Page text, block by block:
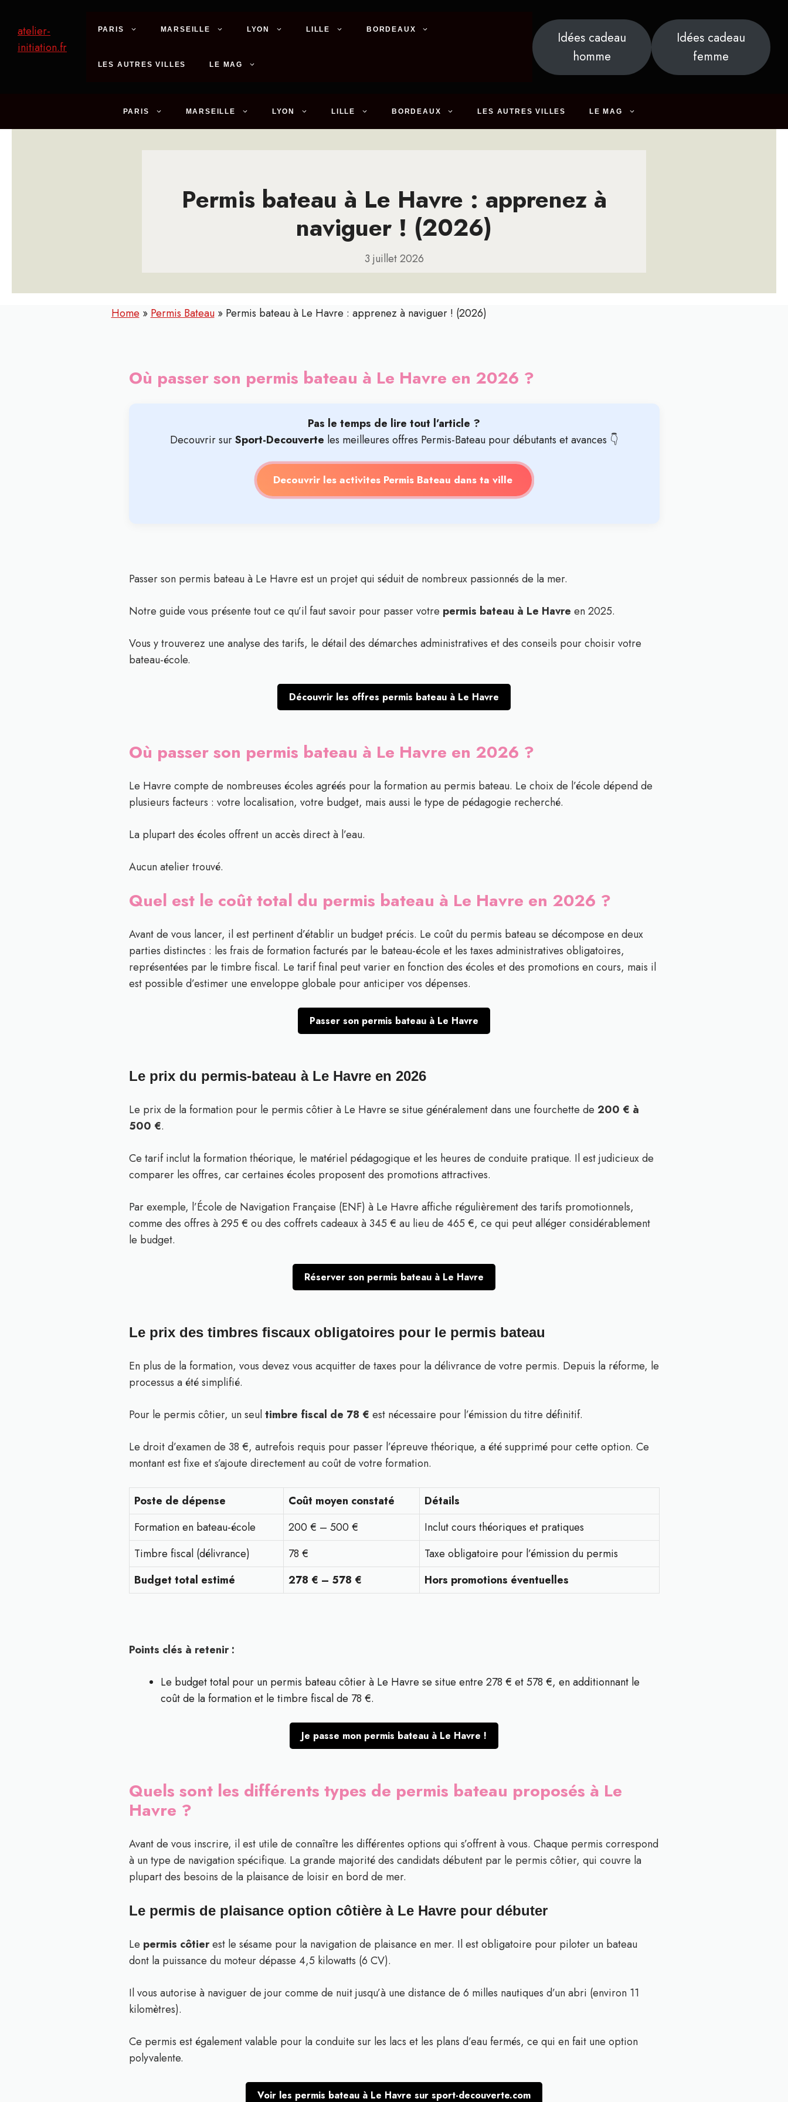
contenu
atelier-
initiation.fr
PARIS MARSEILLE LYON LILLE BORDEAUX
LES AUTRES VILLES LE MAG
Idées cadeau
homme
Idées cadeau
femme
PARIS MARSEILLE LYON LILLE BORDEAUX LES AUTRES VILLES LE MAG
Permis bateau à Le Havre : apprenez à
naviguer ! (2026)
3 juillet 2026
Home » Permis Bateau» Permis bateau à Le Havre : apprenez à naviguer ! (2026)
Où passer son permis bateau à Le Havre en 2026 ?
Pas le temps de lire tout l’article ?
Decouvrir surSport-Decouverte les meilleures offres Permis-Bateau pour débutants et avances 👇
Decouvrir les activites Permis Bateau dans ta ville
Passer son permis bateau à Le Havre est un projet qui séduit de nombreux passionnés de la mer.
Notre guide vous présente tout ce qu’il faut savoir pour passer votre permis bateau à Le Havre en 2025.
Vous y trouverez une analyse des tarifs, le détail des démarches administratives et des conseils pour choisir votre
bateau-école.
Découvrir les offres permis bateau à Le Havre
Où passer son permis bateau à Le Havre en 2026 ?
Le Havre compte de nombreuses écoles agréés pour la formation au permis bateau. Le choix de l’école dépend de
plusieurs facteurs : votre localisation, votre budget, mais aussi le type de pédagogie recherché.
La plupart des écoles offrent un accès direct à l’eau.
Aucun atelier trouvé.
Quel est le coût total du permis bateau à Le Havre en 2026 ?
Avant de vous lancer, il est pertinent d’établir un budget précis. Le coût du permis bateau se décompose en deux
parties distinctes : les frais de formation facturés par le bateau-école et les taxes administratives obligatoires,
représentées par le timbre fiscal. Le tarif final peut varier en fonction des écoles et des promotions en cours, mais il
est possible d’estimer une enveloppe globale pour anticiper vos dépenses.
Passer son permis bateau à Le Havre
Le prix du permis-bateau à Le Havre en 2026
Le prix de la formation pour le permis côtier à Le Havre se situe généralement dans une fourchette de 200 € à
500 €.
Ce tarif inclut la formation théorique, le matériel pédagogique et les heures de conduite pratique. Il est judicieux de
comparer les offres, car certaines écoles proposent des promotions attractives.
Par exemple, l’École de Navigation Française (ENF) à Le Havre affiche régulièrement des tarifs promotionnels,
comme des offres à 295 € ou des coffrets cadeaux à 345 € au lieu de 465 €, ce qui peut alléger considérablement
le budget.
Réserver son permis bateau à Le Havre
Le prix des timbres fiscaux obligatoires pour le permis bateau
En plus de la formation, vous devez vous acquitter de taxes pour la délivrance de votre permis. Depuis la réforme, le
processus a été simplifié.
Pour le permis côtier, un seultimbre fiscal de 78 € est nécessaire pour l’émission du titre définitif.
Le droit d’examen de 38 €, autrefois requis pour passer l’épreuve théorique, a été supprimé pour cette option. Ce
montant est fixe et s’ajoute directement au coût de votre formation.
Poste de dépense Coût moyen constaté
Détails
Formation en bateau-école
200 € – 500 €
Inclut cours théoriques et pratiques
Timbre fiscal (délivrance)
78 €
Taxe obligatoire pour l’émission du permis
Budget total estimé
278 € – 578 € Hors promotions éventuelles
Points clés à retenir :
Le budget total pour un permis bateau côtier à Le Havre se situe entre 278 € et 578 €, en additionnant le
coût de la formation et le timbre fiscal de 78 €.
Je passe mon permis bateau à Le Havre !
Quels sont les différents types de permis bateau proposés à Le
Havre ?
Avant de vous inscrire, il est utile de connaître les différentes options qui s’offrent à vous. Chaque permis correspond
à un type de navigation spécifique. La grande majorité des candidats débutent par le permis côtier, qui couvre la
plupart des besoins de la plaisance de loisir en bord de mer.
Le permis de plaisance option côtière à Le Havre pour débuter
Le permis côtierest le sésame pour la navigation de plaisance en mer. Il est obligatoire pour piloter un bateau
dont la puissance du moteur dépasse 4,5 kilowatts (6 CV).
Il vous autorise à naviguer de jour comme de nuit jusqu’à une distance de 6 milles nautiques d’un abri (environ 11
kilomètres).
Ce permis est également valable pour la conduite sur les lacs et les plans d’eau fermés, ce qui en fait une option
polyvalente.
Voir les permis bateau à Le Havre sur sport-decouverte.com